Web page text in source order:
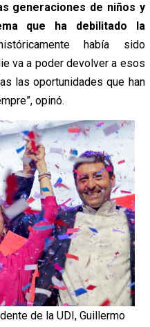
generaciones de niños y
que ha debilitado la
había sido
va a poder devolver a esos
las oportunidades que han
opinó.
de la UDI, Guillermo